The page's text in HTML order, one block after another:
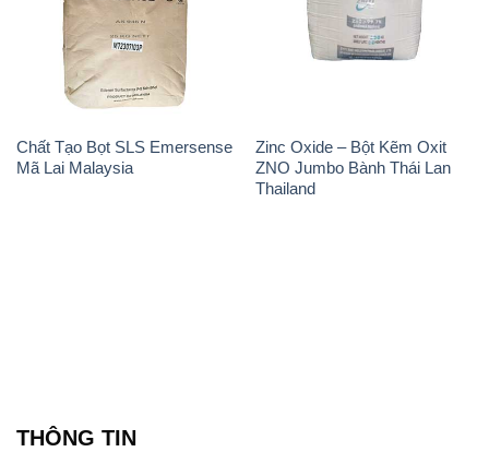
Chất Tạo Bọt SLS Emersense
Mã Lai Malaysia
Zinc Oxide – Bột Kẽm Oxit
ZNO Jumbo Bành Thái Lan
Thailand
THÔNG TIN